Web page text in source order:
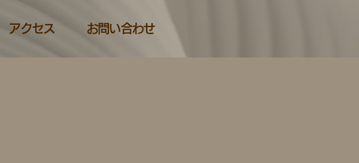
アクセス お問い合わせ